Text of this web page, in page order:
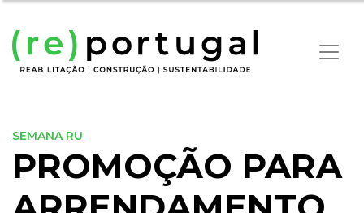
SEMANA RU
PROMOÇÃO PARA